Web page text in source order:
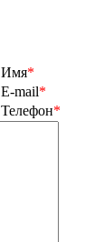
Имя*
E-mail*
Телефон*